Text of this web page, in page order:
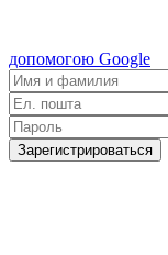
допомогою Google
Зарегистрироваться